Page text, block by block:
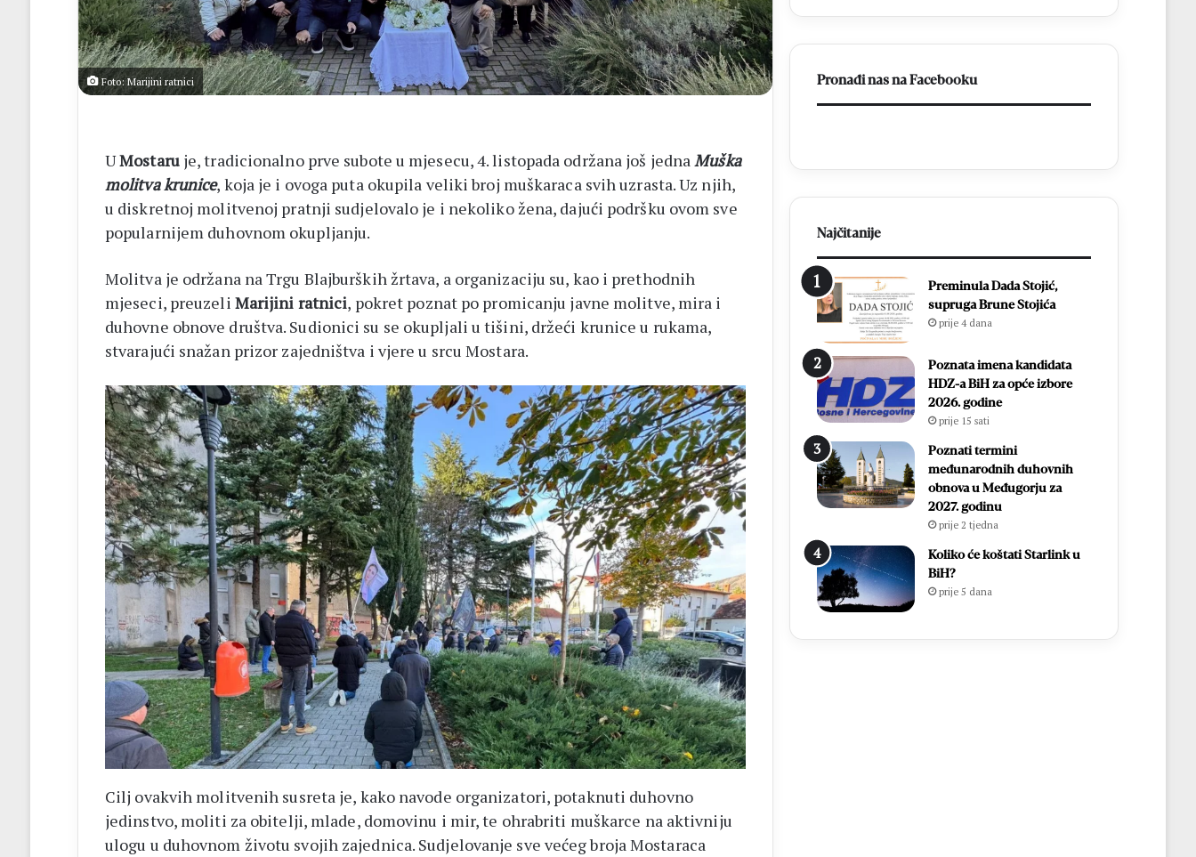
Foto: Marijini ratnici
UMostaruje, tradicionalno prve subote u mjesecu, 4. listopada održana još jedna Muška
molitva krunice, koja je i ovoga puta okupila veliki broj muškaraca svih uzrasta. Uz njih,
u diskretnoj molitvenoj pratnji sudjelovalo je i nekoliko žena, dajući podršku ovom sve
popularnijem duhovnom okupljanju.
Molitva je održana na Trgu Blajburških žrtava, a organizaciju su, kao i prethodnih
mjeseci, preuzeli Marijini ratnici, pokret poznat po promicanju javne molitve, mira i
duhovne obnove društva. Sudionici su se okupljali u tišini, držeći krunice u rukama,
stvarajući snažan prizor zajedništva i vjere u srcu Mostara.
Cilj ovakvih molitvenih susreta je, kako navode organizatori, potaknuti duhovno
jedinstvo, moliti za obitelji, mlade, domovinu i mir, te ohrabriti muškarce na aktivniju
ulogu u duhovnom životu svojih zajednica. Sudjelovanje sve većeg broja Mostaraca
14
biskupa
Pronađi nas na Facebooku
Najčitanije
Preminula Dada Stojić,
supruga Brune Stojića
prije 4 dana
Poznata imena kandidata
HDZ-a BiH za opće izbore
2026. godine
prije 15 sati
Poznati termini
međunarodnih duhovnih
obnova u Međugorju za
2027. godinu
prije 2 tjedna
Koliko će koštati Starlink u
BiH?
prije 5 dana